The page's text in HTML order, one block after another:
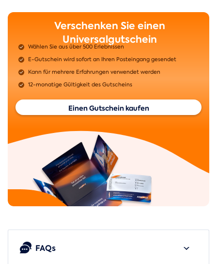
Verschenken Sie einen
Universalgutschein
Wählen Sie aus über 500 Erlebnissen
E-Gutschein wird sofort an Ihren Posteingang gesendet
Kann für mehrere Erfahrungen verwendet werden
12-monatige Gültigkeit des Gutscheins
Einen Gutschein kaufen
FAQs